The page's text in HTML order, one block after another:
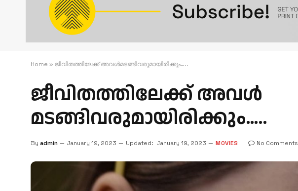
Home » ജീവിതത്തിലേക്ക് അവള്‍മടങ്ങിവരുമായിരിക്കും…..
ജീവിതത്തിലേക്ക് അവള്‍
മടങ്ങിവരുമായിരിക്കും…..
By admin January 19, 2023 Updated: January 19, 2023 MOVIES No Comments